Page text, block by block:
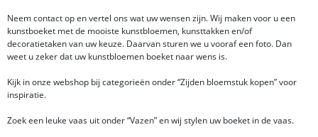
Neem contact op en vertel ons wat uw wensen zijn. Wij maken voor u een
kunstboeket met de mooiste kunstbloemen, kunsttakken en/of
decoratietaken van uw keuze. Daarvan sturen we u vooraf een foto. Dan
weet u zeker dat uw kunstbloemen boeket naar wens is.
Kijk in onze webshop bij categorieën onder “Zijden bloemstuk kopen” voor
inspiratie.
Zoek een leuke vaas uit onder “Vazen” en wij stylen uw boeket in de vaas.